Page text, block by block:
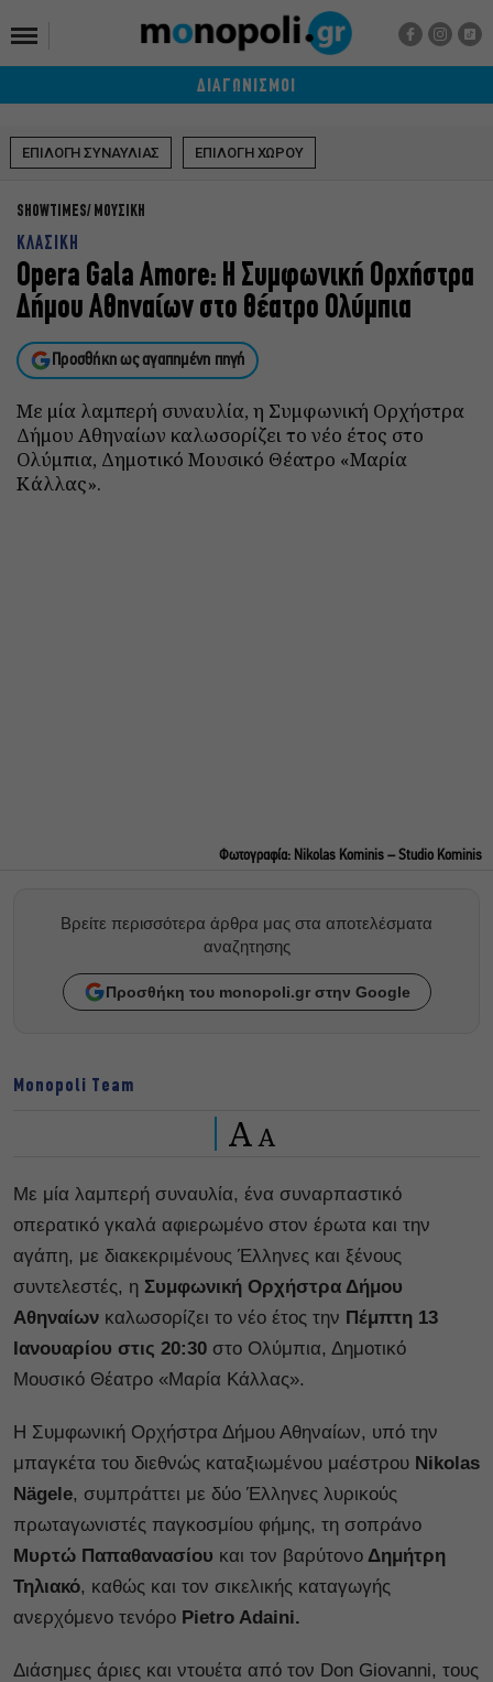
ΔΙΑΓΩΝΙΣΜΟΙ
ΕΠΙΛΟΓΗ ΣΥΝΑΥΛΙΑΣ ΕΠΙΛΟΓΗ ΧΩΡΟΥ
SHOWTIMES ΜΟΥΣΙΚΗ
ΚΛΑΣΙΚΗ
Opera Gala Amore: Η Συμφωνική Ορχήστρα
Δήμου Αθηναίων στο θέατρο Ολύμπια
Προσθήκη ως αγαπημένη πηγή
Με μία λαμπερή συναυλία, η Συμφωνική Ορχήστρα
Δήμου Αθηναίων καλωσορίζει το νέο έτος στο
Ολύμπια, Δημοτικό Μουσικό Θέατρο «Μαρία
Κάλλας».
Φωτογραφία: Nikolas Kominis – Studio Kominis
Βρείτε περισσότερα άρθρα μας στα αποτελέσματα
αναζητησης
Προσθήκη του monopoli.gr στην Google
Monopoli Team
A A
Με μία λαμπερή συναυλία, ένα συναρπαστικό
οπερατικό γκαλά αφιερωμένο στον έρωτα και την
αγάπη, με διακεκριμένους Έλληνες και ξένους
συντελεστές, η Συμφωνική Ορχήστρα Δήμου
Αθηναίων καλωσορίζει το νέο έτος την Πέμπτη 13
Ιανουαρίου στις 20:30 στο Ολύμπια, Δημοτικό
Μουσικό Θέατρο «Μαρία Κάλλας».
Η Συμφωνική Ορχήστρα Δήμου Αθηναίων, υπό την
μπαγκέτα του διεθνώς καταξιωμένου μαέστρου Nikolas
Nägele, συμπράττει με δύο Έλληνες λυρικούς
πρωταγωνιστές παγκοσμίου φήμης, τη σοπράνο
Μυρτώ Παπαθανασίου και τον βαρύτονο Δημήτρη
Τηλιακό, καθώς και τον σικελικής καταγωγής
ανερχόμενο τενόρο Pietro Adaini.
Διάσημες άριες και ντουέτα από τον Don Giovanni, τους